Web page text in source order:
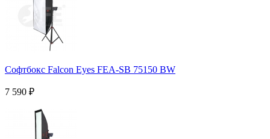
Софтбокс Falcon Eyes FEA-SB 75150 BW
7 590 ₽